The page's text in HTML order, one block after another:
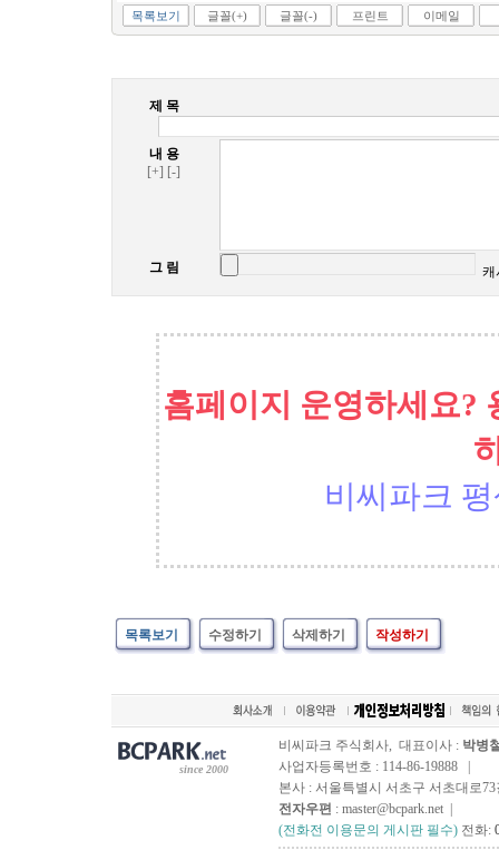
목록보기 글꼴(+) 글꼴(-) 프린트 이메일
제 목
내 용
[+] [-]
그 림 캐
홈페이지 운영하세요?
비씨파크
목록보기 수정하기 삭제하기 작성하기
since 2000
비씨파크 주식회사, 대표이사 : 박병
사업자등록번호 : 114-86-19888 |
본사 : 서울특별시 서초구 서초대로73
전자우편 : master@bcpark.net |
(전화전 이용문의 게시판 필수) 전화: